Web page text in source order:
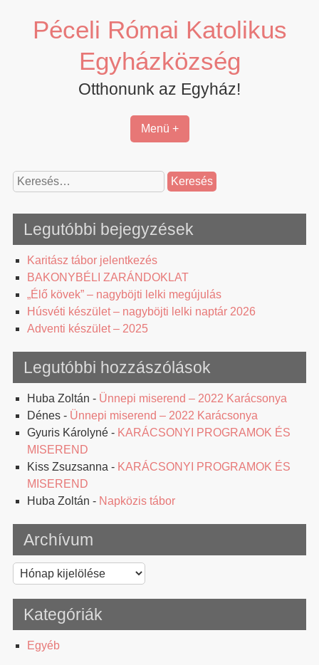
contentPéceli Római Katolikus
Egyházközség
Otthonunk az Egyház!
Menü +
Keresés:
Legutóbbi bejegyzések
Karitász tábor jelentkezés
BAKONYBÉLI ZARÁNDOKLAT
„Élő kövek” – nagyböjti lelki megújulás
Húsvéti készület – nagyböjti lelki naptár 2026
Adventi készület – 2025
Legutóbbi hozzászólások
Huba Zoltán - Ünnepi miserend – 2022 Karácsonya
Dénes- Ünnepi miserend – 2022 Karácsonya
Gyuris Károlyné- KARÁCSONYI PROGRAMOK ÉS
MISEREND
Kiss Zsuzsanna - KARÁCSONYI PROGRAMOK ÉS
MISEREND
Huba Zoltán - Napközis tábor
Archívum
Archívum
Kategóriák
Egyéb